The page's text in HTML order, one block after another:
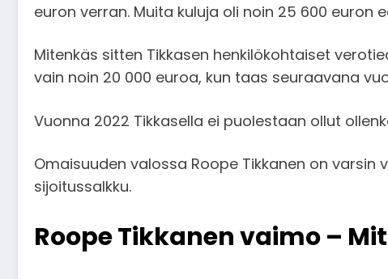
euron verran. Muita kuluja oli noin 25 600 euron
Mitenkäs sitten Tikkasen henkilökohtaiset
vain noin 20 000 euroa, kun taas seuraavana
Vuonna 2022 Tikkasella ei puolestaan ollut
Omaisuuden valossa Roope Tikkanen on
sijoitussalkku.
Roope Tikkanen vaimo –